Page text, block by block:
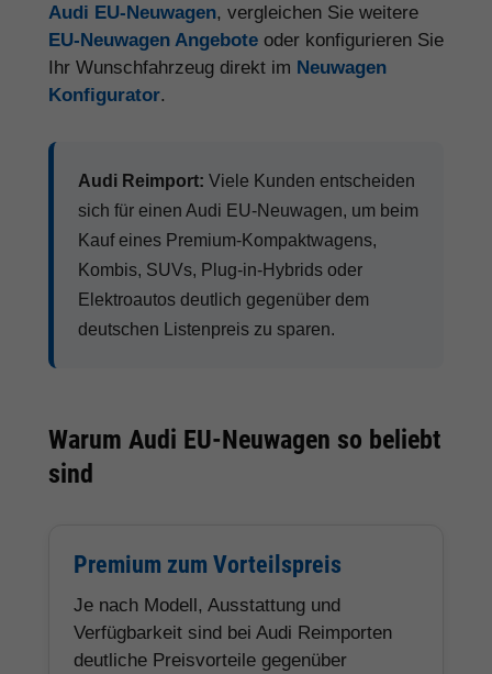
Audi EU-Neuwagen, vergleichen Sie weitere
EU-Neuwagen Angebote oder konfigurieren Sie
Ihr Wunschfahrzeug direkt im Neuwagen
Konfigurator.
Audi Reimport: Viele Kunden entscheiden
sich für einen Audi EU-Neuwagen, um beim
Kauf eines Premium-Kompaktwagens,
Kombis, SUVs, Plug-in-Hybrids oder
Elektroautos deutlich gegenüber dem
deutschen Listenpreis zu sparen.
Warum Audi EU-Neuwagen so beliebt
sind
Premium zum Vorteilspreis
Je nach Modell, Ausstattung und
Verfügbarkeit sind bei Audi Reimporten
deutliche Preisvorteile gegenüber